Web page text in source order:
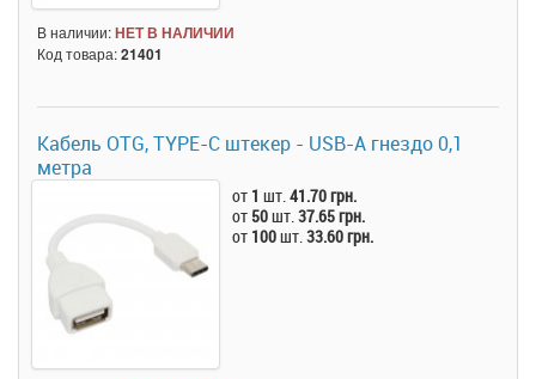
В наличии:НЕТ В НАЛИЧИИ
Код товара:21401
Кабель OTG, TYPE-C штекер - USB-A гнездо 0,1
метра
от 1 шт.41.70 грн.
от 50шт.37.65 грн.
от 100шт.33.60 грн.